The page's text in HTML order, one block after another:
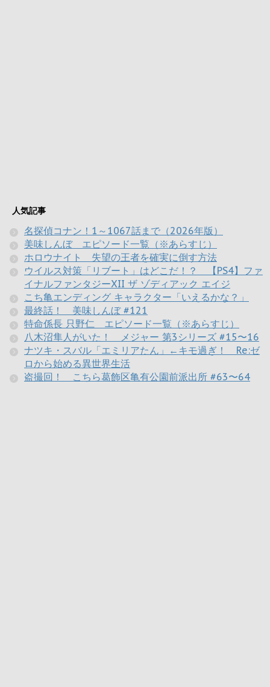
人気記事
名探偵コナン！1～1067話まで（2026年版）
美味しんぼ エピソード一覧（※あらすじ）
ホロウナイト 失望の王者を確実に倒す方法
ウイルス対策「リブート」はどこだ！？ 【PS4】ファ
イナルファンタジーXII ザ ゾディアック エイジ
こち亀エンディング キャラクター「いえるかな？」
最終話！ 美味しんぼ #121
特命係長 只野仁 エピソード一覧（※あらすじ）
八木沼隼人がいた！ メジャー 第3シリーズ #15〜16
ナツキ・スバル「エミリアたん」←キモ過ぎ！ Re:ゼ
ロから始める異世界生活
盗撮回！ こちら葛飾区亀有公園前派出所 #63〜64